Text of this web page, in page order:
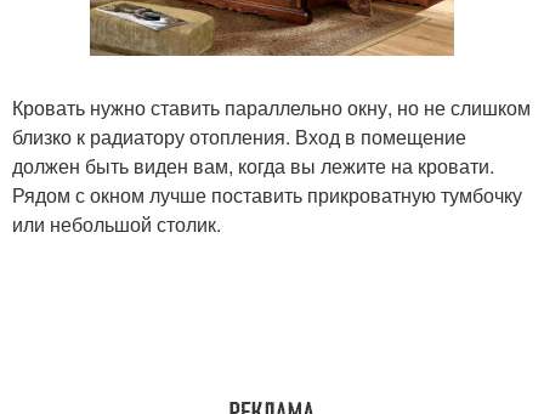
Кровать нужно ставить параллельно окну, но не слишком
близко к радиатору отопления. Вход в помещение
должен быть виден вам, когда вы лежите на кровати.
Рядом с окном лучше поставить прикроватную тумбочку
или небольшой столик.